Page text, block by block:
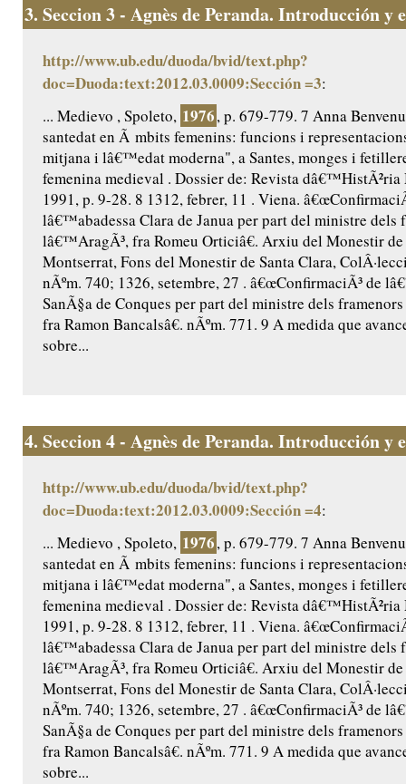
3. Seccion 3 - Agnès de Peranda. Introducción y
http://www.ub.edu/duoda/bvid/text.php?
doc=Duoda:text:2012.03.0009:Sección =3:
... Medievo , Spoleto, 1976, p. 679-779. 7 Anna
santedat en Ã mbits femenins: funcions i
mitjana i lâ€™edat moderna", a Santes, monges i
femenina medieval . Dossier de: Revista dâ€™HistÃ²ria
1991, p. 9-28. 8 1312, febrer, 11 . Viena.
lâ€™abadessa Clara de Janua per part del ministre dels
lâ€™AragÃ³, fra Romeu Orticiâ€. Arxiu del Monestir de
Montserrat, Fons del Monestir de Santa Clara,
nÃºm. 740; 1326, setembre, 27 . â€œConfirmaciÃ³ de
SanÃ§a de Conques per part del ministre dels
fra Ramon Bancalsâ€. nÃºm. 771. 9 A medida que
sobre...
4. Seccion 4 - Agnès de Peranda. Introducción y
http://www.ub.edu/duoda/bvid/text.php?
doc=Duoda:text:2012.03.0009:Sección =4:
... Medievo , Spoleto, 1976, p. 679-779. 7 Anna
santedat en Ã mbits femenins: funcions i
mitjana i lâ€™edat moderna", a Santes, monges i
femenina medieval . Dossier de: Revista dâ€™HistÃ²ria
1991, p. 9-28. 8 1312, febrer, 11 . Viena.
lâ€™abadessa Clara de Janua per part del ministre dels
lâ€™AragÃ³, fra Romeu Orticiâ€. Arxiu del Monestir de
Montserrat, Fons del Monestir de Santa Clara,
nÃºm. 740; 1326, setembre, 27 . â€œConfirmaciÃ³ de
SanÃ§a de Conques per part del ministre dels
fra Ramon Bancalsâ€. nÃºm. 771. 9 A medida que
sobre...